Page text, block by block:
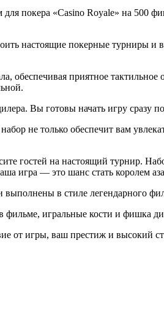
покера «Casino Royale» на 500
настоящие покерные турниры
обеспечивая приятное
Вы готовы начать игру сразу
не только обеспечит вам
гостей на настоящий турнир.
игра — это шанс стать королем
в стиле легендарного
игральные кости и фишка
от игры, ваш престиж и